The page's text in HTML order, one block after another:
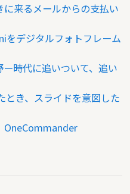
来るメールからの支払い
をデジタルフォトフレーム
時代に追いついて、追い
き、スライドを意図した